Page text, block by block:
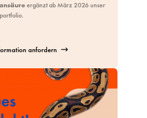
ergänzt ab März 2026 unser
.
anfordern